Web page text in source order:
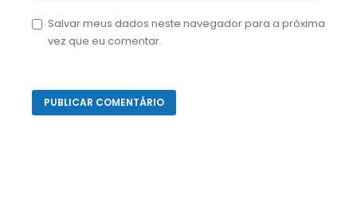
Salvar meus dados neste navegador para a próxima
vez que eu comentar.